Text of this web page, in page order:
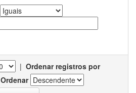
| Ordenar registros por
Ordenar